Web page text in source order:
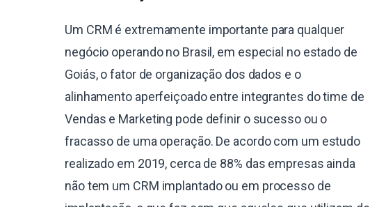
Um CRM é extremamente importante para qualquer
negócio operando no Brasil, em especial no estado de
Goiás, o fator de organização dos dados e o
alinhamento aperfeiçoado entre integrantes do time de
Vendas e Marketing pode definir o sucesso ou o
fracasso de uma operação. De acordo com um estudo
realizado em 2019, cerca de 88% das empresas ainda
não tem um CRM implantado ou em processo de